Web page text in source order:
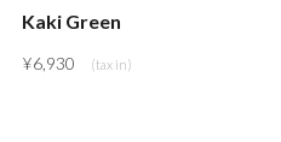
Kaki Green
¥6,930